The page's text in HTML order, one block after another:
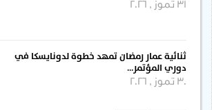
31 تموز , 2026
ثنائية عمار رمضان تمهد خطوة لدونايسكا في
دوري المؤتمر…
30 تموز , 2026